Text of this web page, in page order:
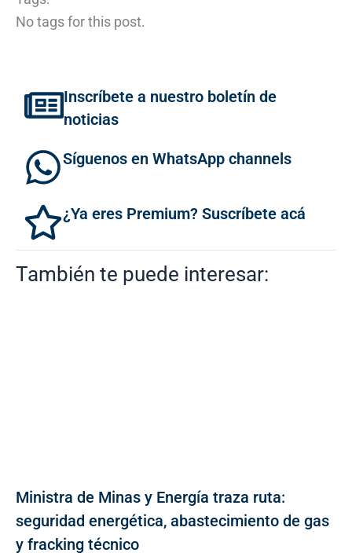
No tags for this post.
Inscríbete a nuestro boletín de
noticias
Síguenos en WhatsApp channels
¿Ya eres Premium? Suscríbete acá
También te puede interesar:
Ministra de Minas y Energía traza ruta:
seguridad energética, abastecimiento de gas
y fracking técnico